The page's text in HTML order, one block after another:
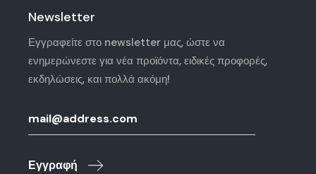
Newsletter
Εγγραφείτε στο newsletter μας, ώστε να
ενημερώνεστε για νέα προϊόντα, ειδικές προφορές,
εκδηλώσεις, και πολλά ακόμη!
Εγγραφή